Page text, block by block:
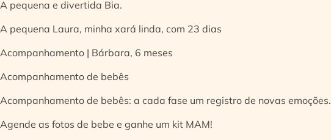
A pequena e divertida Bia.
A pequena Laura, minha xará linda, com 23 dias
Acompanhamento | Bárbara, 6 meses
Acompanhamento de bebês
Acompanhamento de bebês: a cada fase um registro de novas emoções.
Agende as fotos de bebe e ganhe um kit MAM!